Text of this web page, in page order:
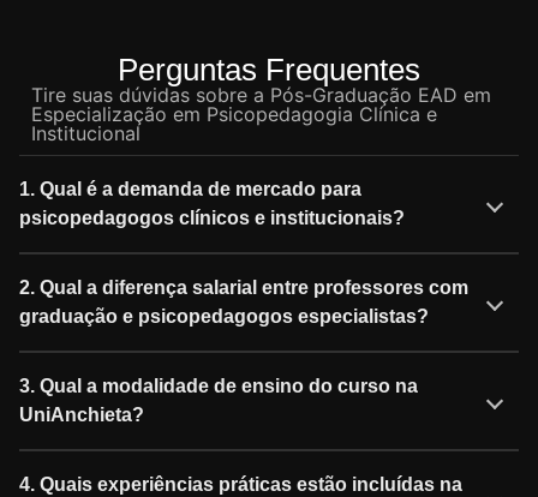
Perguntas Frequentes
Tire suas dúvidas sobre a Pós-Graduação EAD em
Especialização em Psicopedagogia Clínica e
Institucional
1. Qual é a demanda de mercado para
psicopedagogos clínicos e institucionais?
2. Qual a diferença salarial entre professores com
graduação e psicopedagogos especialistas?
3. Qual a modalidade de ensino do curso na
UniAnchieta?
4. Quais experiências práticas estão incluídas na